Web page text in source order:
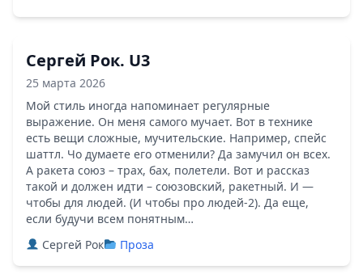
Сергей Рок. U3
25 марта 2026
Мой стиль иногда напоминает регулярные
выражение. Он меня самого мучает. Вот в технике
есть вещи сложные, мучительские. Например, спейс
шаттл. Чо думаете его отменили? Да замучил он всех.
А ракета союз – трах, бах, полетели. Вот и рассказ
такой и должен идти – союзовский, ракетный. И —
чтобы для людей. (И чтобы про людей-2). Да еще,
если будучи всем понятным…
Сергей Рок
Проза